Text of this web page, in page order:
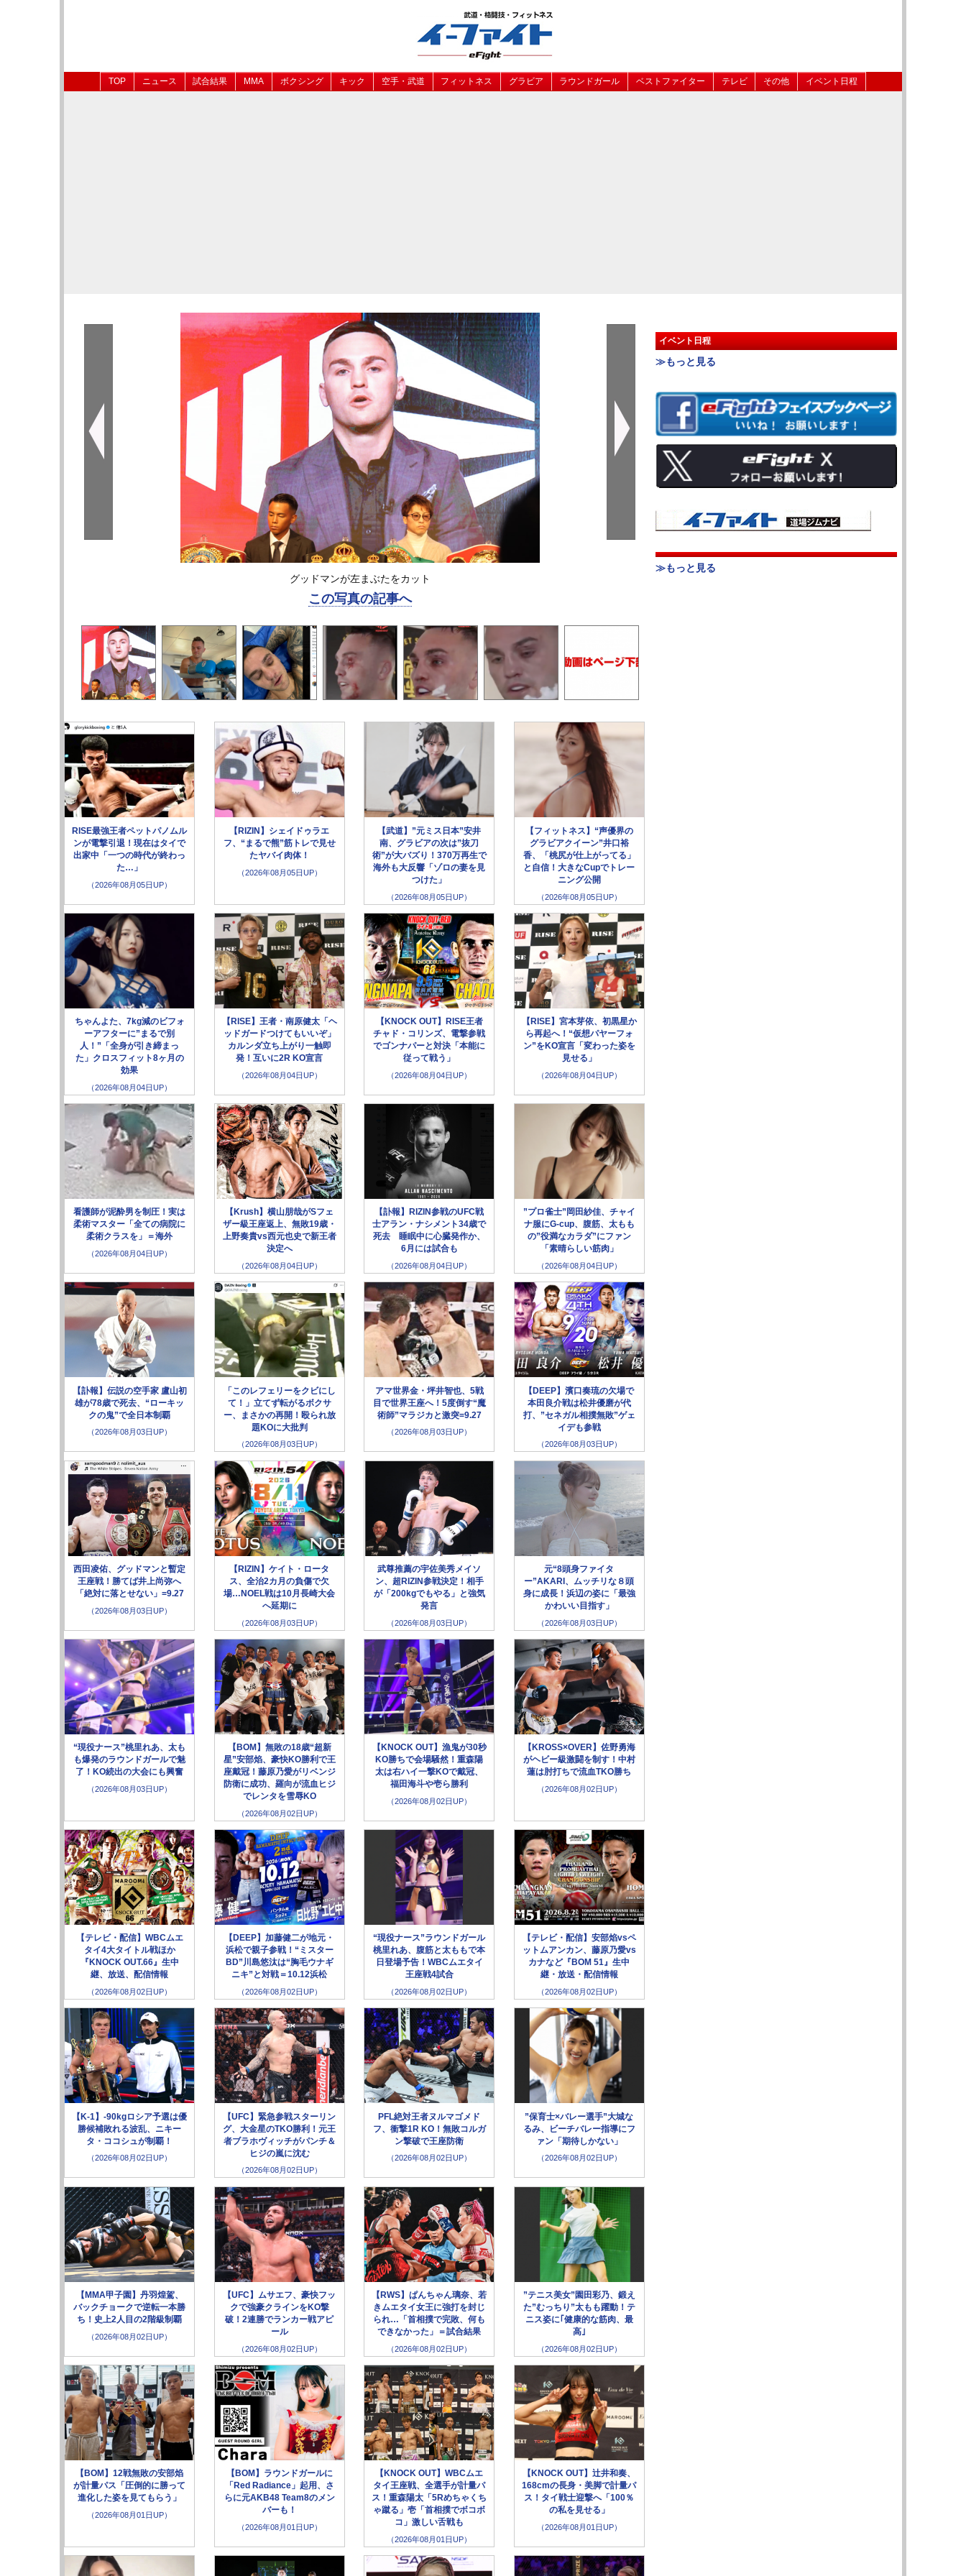
TOP ニュース 試合結果 MMA ボクシング キック 空手・武道 フィットネス グラビア ラウンドガール ベストファイター テレビ その他 イベント日程
グッドマンが左まぶたをカット
この写真の記事へ
RISE最強王者ペットパノムル
ンが電撃引退！現在はタイで
出家中「一つの時代が終わっ
た…」
（2026年08月05日UP）
【RIZIN】シェイドゥラエ
フ、“まるで熊”筋トレで見せ
たヤバイ肉体！
（2026年08月05日UP）
【武道】”元ミス日本”安井
南、グラビアの次は”抜刀
術”が大バズり！370万再生で
海外も大反響「ゾロの妻を見
つけた」
（2026年08月05日UP）
【フィットネス】“声優界の
グラビアクイーン”井口裕
香、「桃尻が仕上がってる」
と自信！大きなCupでトレー
ニング公開
（2026年08月05日UP）
ちゃんよた、7kg減のビフォ
ーアフターに”まるで別
人！”「全身が引き締まっ
た」クロスフィット8ヶ月の
効果
（2026年08月04日UP）
【RISE】王者・南原健太「ヘ
ッドガードつけてもいいぞ」
カルンダ立ち上がり一触即
発！互いに2R KO宣言
（2026年08月04日UP）
【KNOCK OUT】RISE王者
チャド・コリンズ、電撃参戦
でゴンナパーと対決「本能に
従って戦う」
（2026年08月04日UP）
【RISE】宮本芽依、初黒星か
ら再起へ！“仮想パヤーフォ
ン”をKO宣言「変わった姿を
見せる」
（2026年08月04日UP）
看護師が泥酔男を制圧！実は
柔術マスター「全ての病院に
柔術クラスを」＝海外
（2026年08月04日UP）
【Krush】横山朋哉がSフェ
ザー級王座返上、無敗19歳・
上野奏貴vs西元也史で新王者
決定へ
（2026年08月04日UP）
【訃報】RIZIN参戦のUFC戦
士アラン・ナシメント34歳で
死去 睡眠中に心臓発作か、
6月には試合も
（2026年08月04日UP）
”プロ雀士”岡田紗佳、チャイ
ナ服にG-cup、腹筋、太もも
の”役満なカラダ”にファン
「素晴らしい筋肉」
（2026年08月04日UP）
【訃報】伝説の空手家 盧山初
雄が78歳で死去、“ローキッ
クの鬼”で全日本制覇
（2026年08月03日UP）
「このレフェリーをクビにし
て！」立てず転がるボクサ
ー、まさかの再開！殴られ放
題KOに大批判
（2026年08月03日UP）
アマ世界金・坪井智也、5戦
目で世界王座へ！5度倒す“魔
術師”マラジカと激突=9.27
（2026年08月03日UP）
【DEEP】濱口奏琉の欠場で
本田良介戦は松井優磨が代
打、”セネガル相撲無敗”ゲェ
イデも参戦
（2026年08月03日UP）
西田凌佑、グッドマンと暫定
王座戦！勝てば井上尚弥へ
「絶対に落とせない」=9.27
（2026年08月03日UP）
【RIZIN】ケイト・ロータ
ス、全治2カ月の負傷で欠
場…NOEL戦は10月長崎大会
へ延期に
（2026年08月03日UP）
武尊推薦の宇佐美秀メイソ
ン、超RIZIN参戦決定！相手
が「200kgでもやる」と強気
発言
（2026年08月03日UP）
元“8頭身ファイタ
ー”AKARI、ムッチリな８頭
身に成長！浜辺の姿に「最強
かわいい目指す」
（2026年08月03日UP）
“現役ナース”桃里れあ、太も
も爆発のラウンドガールで魅
了！KO続出の大会にも興奮
（2026年08月03日UP）
【BOM】無敗の18歳“超新
星”安部焰、豪快KO勝利で王
座戴冠！藤原乃愛がリベンジ
防衛に成功、羅向が流血ヒジ
でレンタを雪辱KO
（2026年08月02日UP）
【KNOCK OUT】漁鬼が30秒
KO勝ちで会場騒然！重森陽
太は右ハイ一撃KOで戴冠、
福田海斗や壱ら勝利
（2026年08月02日UP）
【KROSS×OVER】佐野勇海
がヘビー級激闘を制す！中村
蓮は肘打ちで流血TKO勝ち
（2026年08月02日UP）
【テレビ・配信】WBCムエ
タイ4大タイトル戦ほか
『KNOCK OUT.66』生中
継、放送、配信情報
（2026年08月02日UP）
【DEEP】加藤健二が地元・
浜松で親子参戦！“ミスター
BD”川島悠汰は“胸毛ウナギ
ニキ”と対戦＝10.12浜松
（2026年08月02日UP）
“現役ナース”ラウンドガール
桃里れあ、腹筋と太ももで本
日登場予告！WBCムエタイ
王座戦4試合
（2026年08月02日UP）
【テレビ・配信】安部焰vsペ
ットムアンカン、藤原乃愛vs
カナなど『BOM 51』生中
継・放送・配信情報
（2026年08月02日UP）
【K-1】-90kgロシア予選は優
勝候補敗れる波乱、ニキー
タ・ココシュが制覇！
（2026年08月02日UP）
【UFC】緊急参戦スターリン
グ、大金星のTKO勝利！元王
者ブラホヴィッチがパンチ＆
ヒジの嵐に沈む
（2026年08月02日UP）
PFL絶対王者ヌルマゴメド
フ、衝撃1R KO！無敗コルガ
ン撃破で王座防衛
（2026年08月02日UP）
”保育士×バレー選手”大城な
るみ、ビーチバレー指導にフ
ァン「期待しかない」
（2026年08月02日UP）
【MMA甲子園】丹羽煌駕、
バックチョークで逆転一本勝
ち！史上2人目の2階級制覇
（2026年08月02日UP）
【UFC】ムサエフ、豪快フッ
クで強豪クラインをKO撃
破！2連勝でランカー戦アピ
ール
（2026年08月02日UP）
【RWS】ぱんちゃん璃奈、若
きムエタイ女王に強打を封じ
られ…「首相撲で完敗、何も
できなかった」＝試合結果
（2026年08月02日UP）
”テニス美女”園田彩乃、鍛え
た”むっちり”太もも躍動！テ
ニス姿に｢健康的な筋肉、最
高｣
（2026年08月02日UP）
【BOM】12戦無敗の安部焰
が計量パス「圧倒的に勝って
進化した姿を見てもらう」
（2026年08月01日UP）
【BOM】ラウンドガールに
「Red Radiance」起用、さ
らに元AKB48 Team8のメン
バーも！
（2026年08月01日UP）
【KNOCK OUT】WBCムエ
タイ王座戦、全選手が計量パ
ス！重森陽太「5Rめちゃくち
ゃ蹴る」壱「首相撲でボコボ
コ」激しい舌戦も
（2026年08月01日UP）
【KNOCK OUT】辻井和奏、
168cmの長身・美脚で計量パ
ス！タイ戦士迎撃へ「100％
の私を見せる」
（2026年08月01日UP）
イベント日程
≫もっと見る
≫もっと見る